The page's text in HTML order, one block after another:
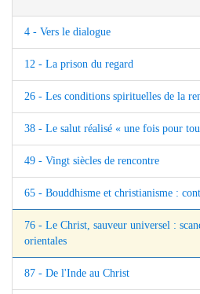
4 - Vers le dialogue
12 - La prison du regard
26 - Les conditions spirituelles de la
38 - Le salut réalisé « une fois pour
49 - Vingt siècles de rencontre
65 - Bouddhisme et christianisme :
76 - Le Christ, sauveur universel :
orientales
87 - De l'Inde au Christ